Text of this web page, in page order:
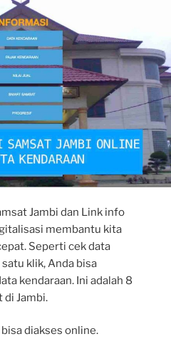
Jambi dan Link info
membantu kita
Seperti cek data
klik, Anda bisa
kendaraan. Ini adalah 8
di Jambi.
diakses online.